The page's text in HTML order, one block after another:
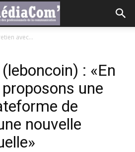
avec...
: «En
une
de
nouvelle